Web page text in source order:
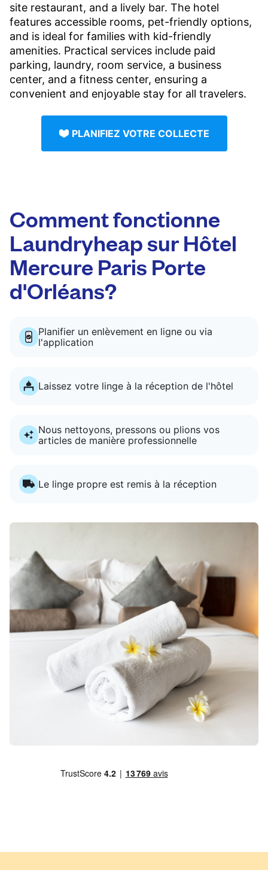
site restaurant, and a lively bar. The hotel
features accessible rooms, pet-friendly options,
and is ideal for families with kid-friendly
amenities. Practical services include paid
parking, laundry, room service, a business
center, and a fitness center, ensuring a
convenient and enjoyable stay for all travelers.
PLANIFIEZ VOTRE COLLECTE
Comment fonctionne
Laundryheap sur Hôtel
Mercure Paris Porte
d'Orléans?
Planifier un enlèvement en ligne ou via
l'application
Laissez votre linge à la réception de l'hôtel
Nous nettoyons, pressons ou plions vos
articles de manière professionnelle
Le linge propre est remis à la réception